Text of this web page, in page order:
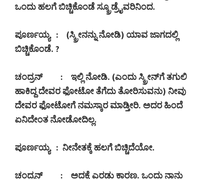
ಒಂದು ಹಲಗೆ ಬಿಚ್ಚಿಕೊಂಡೆ ಸ್ಕ್ರೂಡ್ರೈವರಿನಿಂದ.
ಪೂರ್ಣಯ್ಯ: (ಸ್ಕ್ರೀನನ್ನು ನೋಡಿ) ಯಾವ ಜಾಗದಲ್ಲಿ
ಬಿಚ್ಚಿಕೊಂಡೆ. ?
ಚಂದ್ರನ್ : ಇಲ್ಲಿ ನೋಡಿ. (ಎಂದು ಸ್ಕ್ರೀನ್‍ಗೆ ತಗುಲಿ
ಹಾಕಿದ್ದ ದೇವರ ಫೋಟೋ ತೆಗೆದು ತೋರಿಸುವನು) ನೀವು
ದೇವರ ಫೋಟೋಗೆ ನಮಸ್ಕಾರ ಮಾಡ್ತೀರಿ. ಅದರ ಹಿಂದೆ
ಏನಿದೇಂತ ನೋಡೋದಿಲ್ಲ.
ಪೂರ್ಣಯ್ಯ: ನೀನೇತಕ್ಕೆ ಹಲಗೆ ಬಿಚ್ಚಿದೆಯೋ.
ಚಂದ್ರನ್ :
ಅದಕ್ಕೆ ಎರಡು ಕಾರಣ. ಒಂದು ನಾನು